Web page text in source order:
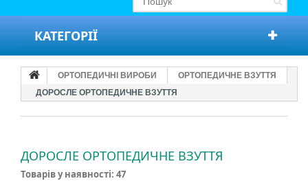
КАТЕГОРІЇ
ОРТОПЕДИЧНІ ВИРОБИ
ОРТОПЕДИЧНЕ ВЗУТТЯ
ДОРОСЛЕ ОРТОПЕДИЧНЕ ВЗУТТЯ
ДОРОСЛЕ ОРТОПЕДИЧНЕ ВЗУТТЯ
Товарів у наявності: 47